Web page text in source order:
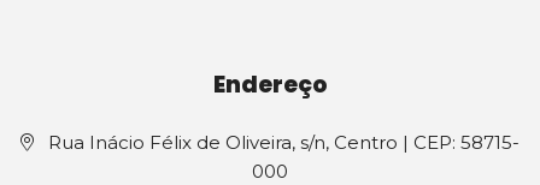
Endereço
Rua Inácio Félix de Oliveira, s/n, Centro | CEP: 58715-
000